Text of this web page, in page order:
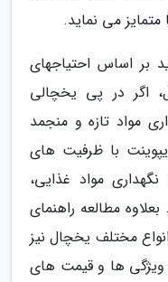
متمایز می نماید.
بر اساس احتیاجهای
اگر در پی یخچالی
مواد تازه و منجمد
با ظرفیت های
مواد غذایی،
مطالعه راهنمای
مختلف یخچال نیز
ویژگی ها و قیمت های